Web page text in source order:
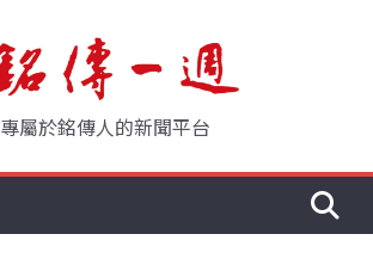
專屬於銘傳人的新聞平台